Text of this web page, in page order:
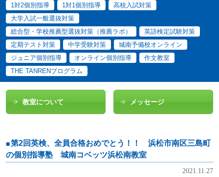
1対2個別指導 1対1個別指導
高校入試対策
大学入試一般選抜対策
総合型・学校推薦型選抜対策（推薦ラボ）
英語検定試験対策
定期テスト対策
中学受験対策
城南予備校オンライン
ジュニア個別指導
オンライン個別指導
作文教室
THE TANRENプログラム
教室について メッセージ
第2回英検、全員合格おめでとう！！ 浜松市南区三島町
の個別指導塾 城南コベッツ浜松南教室
2021.11.27